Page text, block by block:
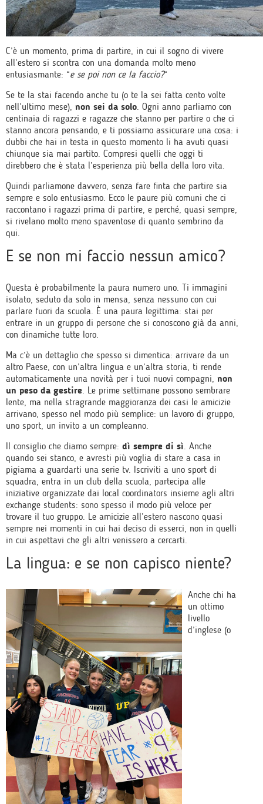
C’è un momento, prima di partire, in cui il sogno di vivere
all’estero si scontra con una domanda molto meno
entusiasmante: “e se poi non ce la faccio?“
Se te la stai facendo anche tu (o te la sei fatta cento volte
nell’ultimo mese), non sei da solo. Ogni anno parliamo con
centinaia di ragazzi e ragazze che stanno per partire o che ci
stanno ancora pensando, e ti possiamo assicurare una cosa: i
dubbi che hai in testa in questo momento li ha avuti quasi
chiunque sia mai partito. Compresi quelli che oggi ti
direbbero che è stata l’esperienza più bella della loro vita.
Quindi parliamone davvero, senza fare finta che partire sia
sempre e solo entusiasmo. Ecco le paure più comuni che ci
raccontano i ragazzi prima di partire, e perché, quasi sempre,
si rivelano molto meno spaventose di quanto sembrino da
qui.
E se non mi faccio nessun amico?
Questa è probabilmente la paura numero uno. Ti immagini
isolato, seduto da solo in mensa, senza nessuno con cui
parlare fuori da scuola. È una paura legittima: stai per
entrare in un gruppo di persone che si conoscono già da anni,
con dinamiche tutte loro.
Ma c’è un dettaglio che spesso si dimentica: arrivare da un
altro Paese, con un’altra lingua e un’altra storia, ti rende
automaticamente una novità per i tuoi nuovi compagni, non
un peso da gestire. Le prime settimane possono sembrare
lente, ma nella stragrande maggioranza dei casi le amicizie
arrivano, spesso nel modo più semplice: un lavoro di gruppo,
uno sport, un invito a un compleanno.
Il consiglio che diamo sempre: dì sempre di sì. Anche
quando sei stanco, e avresti più voglia di stare a casa in
pigiama a guardarti una serie tv. Iscriviti a uno sport di
squadra, entra in un club della scuola, partecipa alle
iniziative organizzate dai local coordinators insieme agli altri
exchange students: sono spesso il modo più veloce per
trovare il tuo gruppo. Le amicizie all’estero nascono quasi
sempre nei momenti in cui hai deciso di esserci, non in quelli
in cui aspettavi che gli altri venissero a cercarti.
La lingua: e se non capisco niente?
Anche chi ha
un ottimo
livello
d’inglese (o